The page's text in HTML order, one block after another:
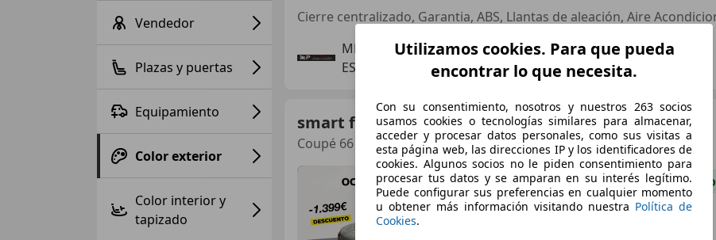
Vendedor
Plazas y puertas
Equipamiento
Color exterior
Color interior y
tapizado
MP AUTOMOCION
ES-08820 EL PRAT DE LLOBREGAT
smart forTwo
Coupé 66 Aut.
€ 13.991 1 Preciojusto
Utilizamos cookies. Para que pueda
encontrar lo que necesita.
Con su consentimiento, nosotros y nuestros 263 socios
usamos cookies o tecnologías similares para almacenar,
acceder y procesar datos personales, como sus visitas a
esta página web, las direcciones IP y los identificadores de
cookies. Algunos socios no le piden consentimiento para
procesar tus datos y se amparan en su interés legítimo.
Puede configurar sus preferencias en cualquier momento
u obtener más información visitando nuestra Política de
Cookies.